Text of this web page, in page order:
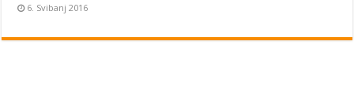
6. Svibanj 2016